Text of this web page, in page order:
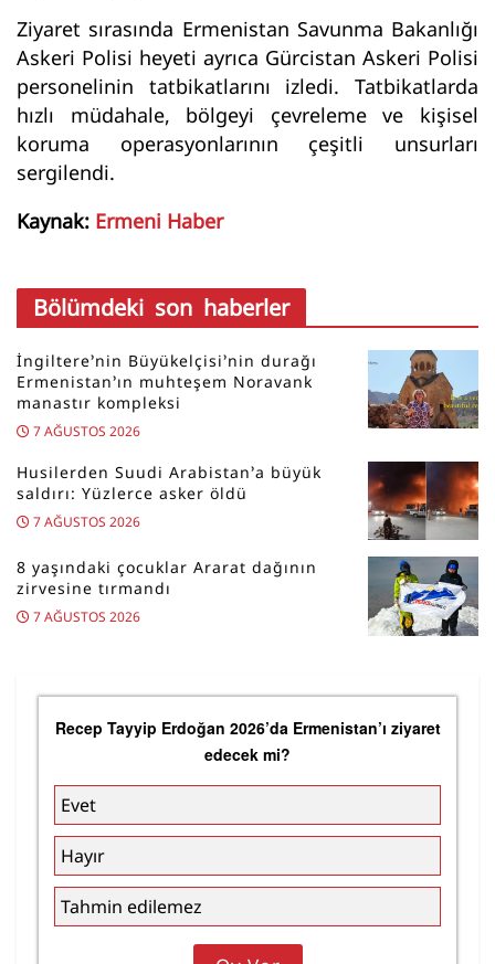
Ziyaret sırasında Ermenistan Savunma Bakanlığı
Askeri Polisi heyeti ayrıca Gürcistan Askeri Polisi
personelinin tatbikatlarını izledi. Tatbikatlarda
hızlı müdahale, bölgeyi çevreleme ve kişisel
koruma operasyonlarının çeşitli unsurları
sergilendi.
Kaynak: Ermeni Haber
Bölümdeki son haberler
İngiltere’nin Büyükelçisi’nin durağı
Ermenistan’ın muhteşem Noravank
manastır kompleksi
7 AĞUSTOS 2026
Husilerden Suudi Arabistan’a büyük
saldırı: Yüzlerce asker öldü
7 AĞUSTOS 2026
8 yaşındaki çocuklar Ararat dağının
zirvesine tırmandı
7 AĞUSTOS 2026
Recep Tayyip Erdoğan 2026’da Ermenistan’ı ziyaret
edecek mi?
Evet
Hayır
Tahmin edilemez